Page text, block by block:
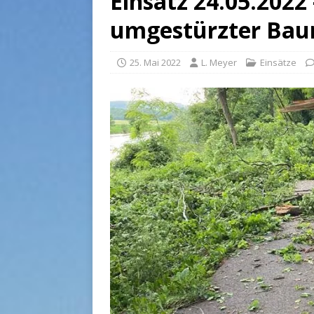
umgestürzter
25. Mai 2022 L. Meyer Einsätze